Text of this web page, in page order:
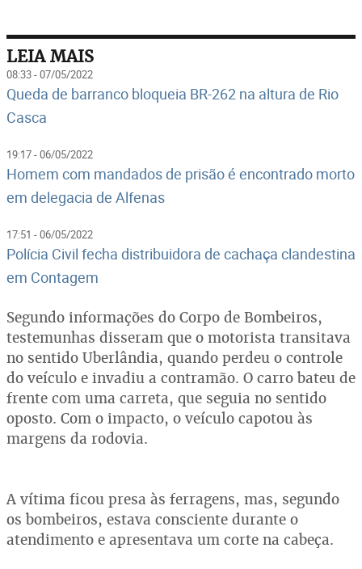
LEIA MAIS
08:33 - 07/05/2022
Queda de barranco bloqueia BR-262 na altura de Rio
Casca
19:17 - 06/05/2022
Homem com mandados de prisão é encontrado morto
em delegacia de Alfenas
17:51 - 06/05/2022
Polícia Civil fecha distribuidora de cachaça clandestina
em Contagem
Segundo informações do Corpo de Bombeiros,
testemunhas disseram que o motorista transitava
no sentido Uberlândia, quando perdeu o controle
do veículo e invadiu a contramão. O carro bateu de
frente com uma carreta, que seguia no sentido
oposto. Com o impacto, o veículo capotou às
margens da rodovia.
A vítima ficou presa às ferragens, mas, segundo
os bombeiros, estava consciente durante o
atendimento e apresentava um corte na cabeça.